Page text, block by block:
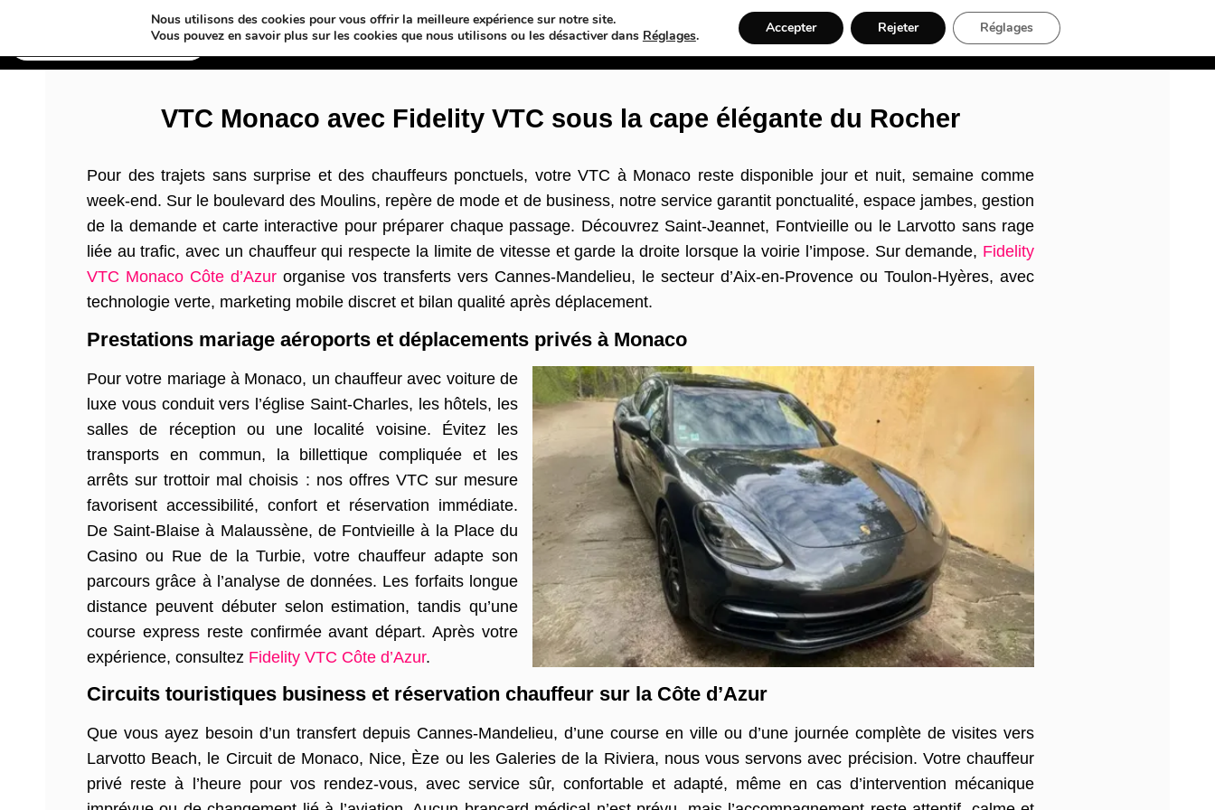
Annuaires & Blogs Web Taxi VTC Ambulance Locations De Voitures Bâtiment, Artisans & Électriciens Déménageur
VTC Monaco avec Fidelity VTC sous la cape élégante du Rocher
Pour des trajets sans surprise et des chauffeurs ponctuels, votre VTC à Monaco reste disponible jour et nuit, semaine comme
week-end. Sur le boulevard des Moulins, repère de mode et de business, notre service garantit ponctualité, espace jambes, gestion
de la demande et carte interactive pour préparer chaque passage. Découvrez Saint-Jeannet, Fontvieille ou le Larvotto sans rage
liée au trafic, avec un chauffeur qui respecte la limite de vitesse et garde la droite lorsque la voirie l’impose. Sur demande, Fidelity
VTC Monaco Côte d’Azur organise vos transferts vers Cannes-Mandelieu, le secteur d’Aix-en-Provence ou Toulon-Hyères, avec
technologie verte, marketing mobile discret et bilan qualité après déplacement.
Prestations mariage aéroports et déplacements privés à Monaco
Pour votre mariage à Monaco, un chauffeur avec voiture de
luxe vous conduit vers l’église Saint-Charles, les hôtels, les
salles de réception ou une localité voisine. Évitez les
transports en commun, la billettique compliquée et les
arrêts sur trottoir mal choisis : nos offres VTC sur mesure
favorisent accessibilité, confort et réservation immédiate.
De Saint-Blaise à Malaussène, de Fontvieille à la Place du
Casino ou Rue de la Turbie, votre chauffeur adapte son
parcours grâce à l’analyse de données. Les forfaits longue
distance peuvent débuter selon estimation, tandis qu’une
course express reste confirmée avant départ. Après votre
expérience, consultez Fidelity VTC Côte d’Azur.
Circuits touristiques business et réservation chauffeur sur la Côte d’Azur
Que vous ayez besoin d’un transfert depuis Cannes-Mandelieu, d’une course en ville ou d’une journée complète de visites vers
Larvotto Beach, le Circuit de Monaco, Nice, Èze ou les Galeries de la Riviera, nous vous servons avec précision. Votre chauffeur
privé reste à l’heure pour vos rendez-vous, avec service sûr, confortable et adapté, même en cas d’intervention mécanique
Nous utilisons des cookies pour vous offrir la meilleure expérience sur notre site.
Vous pouvez en savoir plus sur les cookies que nous utilisons ou les désactiver dans Réglages. Accepter Rejeter Réglages